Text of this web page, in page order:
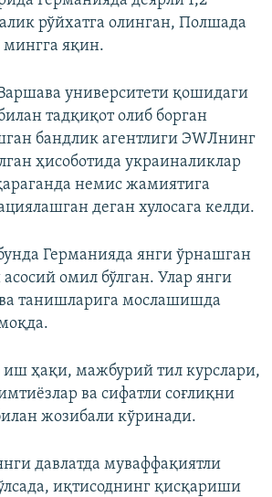
рўйхатга олинган, Полшада
мингга яқин.
университети қошидаги
тадқиқот олиб борган
бандлик агентлиги ЭWЛнинг
ҳисоботида украиналиклар
немис жамиятига
деган хулосага келди.
Германияда янги ўрнашган
омил бўлган. Улар янги
ва танишларига мослашишда
ҳақи, мажбурий тил курслари,
ва сифатли соғлиқни
жозибали кўринади.
давлатда муваффақиятли
иқтисоднинг қисқариши